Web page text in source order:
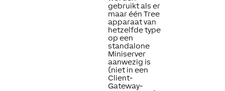
gebruikt als er
maar één Tree
apparaat van
hetzelfde type
op een
standalone
Miniserver
aanwezig is
(niet in een
Client-
Gateway-